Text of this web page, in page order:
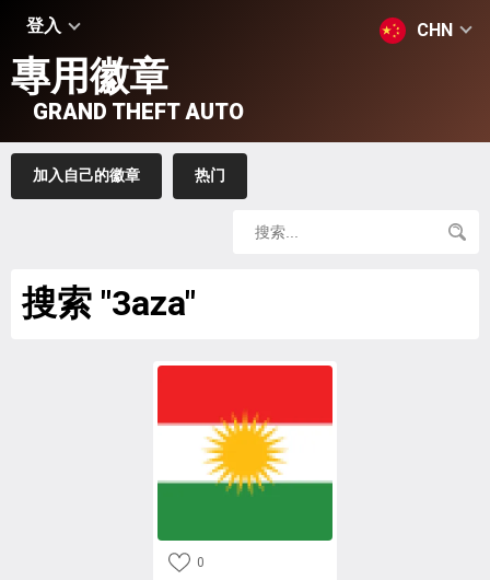
登入 CHN
專用徽章
GRAND THEFT AUTO
加入自己的徽章 热门
搜索 "3aza"
0